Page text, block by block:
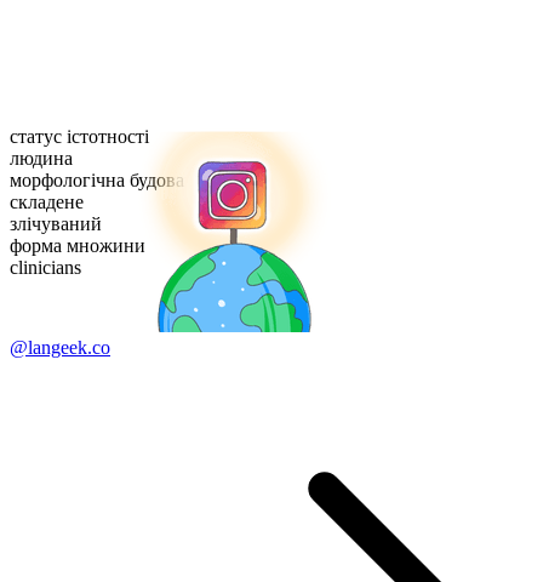
статус істотності
людина
морфологічна будова
складене
злічуваний
форма множини
clinicians
@langeek.co